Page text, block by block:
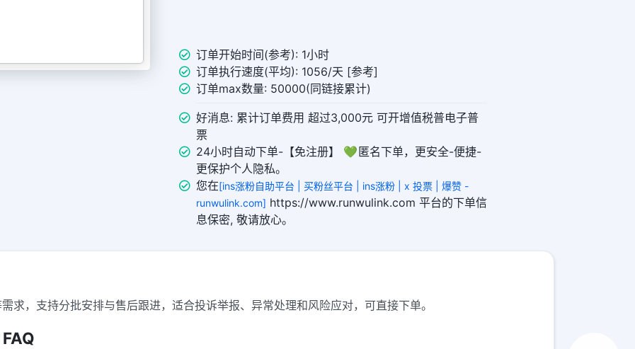
订单开始时间(参考): 1小时
订单执行速度(平均): 1056/天 [参考]
订单max数量: 50000(同链接累计)
好消息: 累计订单费用 超过3,000元 可开增值税普电子普
票
24小时自动下单-【免注册】 💚 匿名下单，更安全-便捷-
更保护个人隐私。
您在[ins涨粉自助平台 | 买粉丝平台 | ins涨粉 | x 投票 | 爆赞 -
runwulink.com] https://www.runwulink.com 平台的下单信
息保密, 敬请放心。
，支持分批安排与售后跟进，适合投诉举报、异常处理和风险应对，可直接下单。